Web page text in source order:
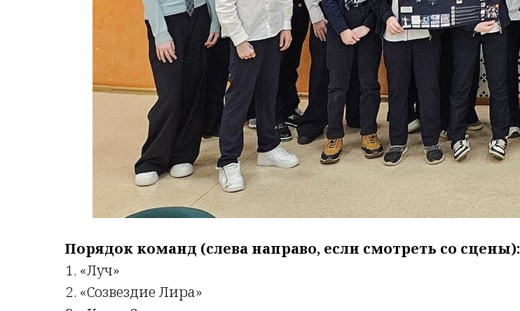
Порядок команд (слева направо, если смотреть со сцены):
«Луч»
«Созвездие Лира»